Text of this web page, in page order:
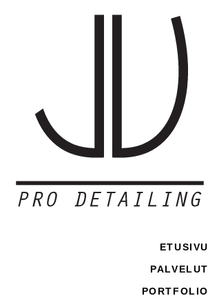
ETUSIVU
PALVELUT
PORTFOLIO